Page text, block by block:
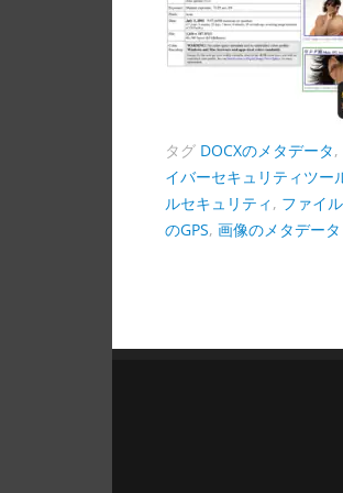
タグ DOCXのメタデータ,
イバーセキュリティツー
ルセキュリティ , ファイ
のGPS, 画像のメタデータ